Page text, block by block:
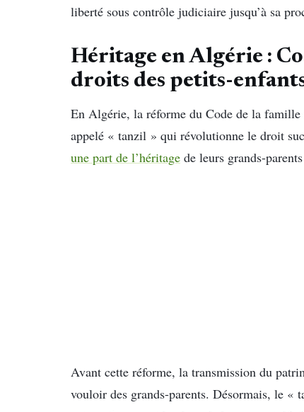
liberté sous contrôle judiciaire jusqu’à sa
Héritage en Algérie :
droits des petits-
En Algérie, la réforme du Code de la
appelé « tanzil » qui révolutionne le droit
une part de l’héritage de leurs grands-
Avant cette réforme, la transmission du
vouloir des grands-parents. Désormais, le «